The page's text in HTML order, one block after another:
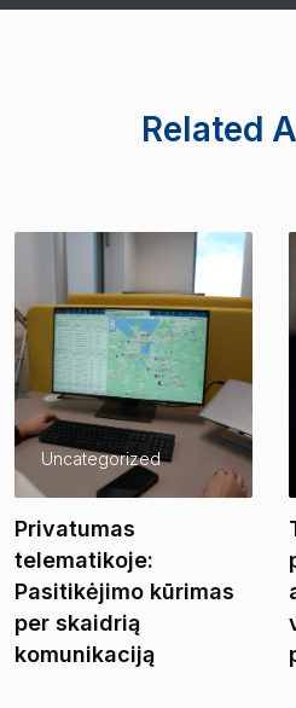
Related
Uncategorized
Privatumas
telematikoje:
Pasitikėjimo kūrimas
per skaidrią
komunikaciją